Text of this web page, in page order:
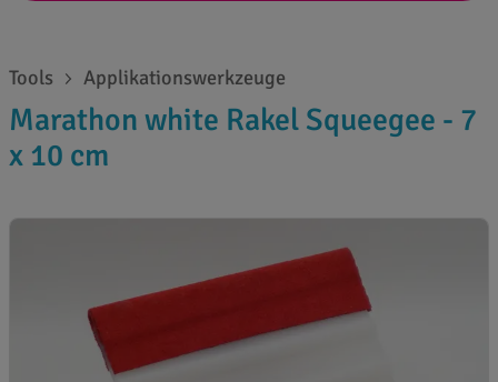
Tools Applikationswerkzeuge
Marathon white Rakel Squeegee - 7
x 10 cm